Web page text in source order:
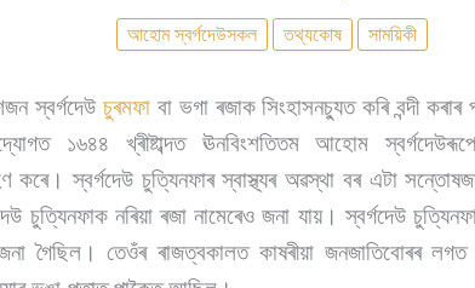
আহোম স্বৰ্গদেউসকল তথ্যকোষ সাময়িকী
স্বৰ্গদেউ চুৰমফাবা ভগা ৰজাক সিংহাসনচ্যুত কৰি বন্দী
১৬৪৪ খ্ৰীষ্টাব্দত ঊনবিংশতিতম আহোম
কৰে। স্বৰ্গদেউ চুত্যিনফাৰ স্বাস্থ্যৰ অৱস্থা বৰ এটা
চুত্যিনফাক নৰিয়া ৰজা নামেৰেও জনা যায়। স্বৰ্গদেউ
গৈছিল। তেওঁৰ ৰাজত্বকালত কাষৰীয়া জনজাতিবোৰৰ লগত